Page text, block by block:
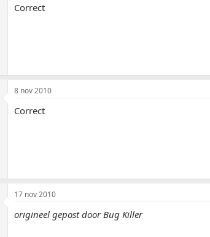
Correct
8 nov 2010
Correct
17 nov 2010
origineel gepost door Bug Killer